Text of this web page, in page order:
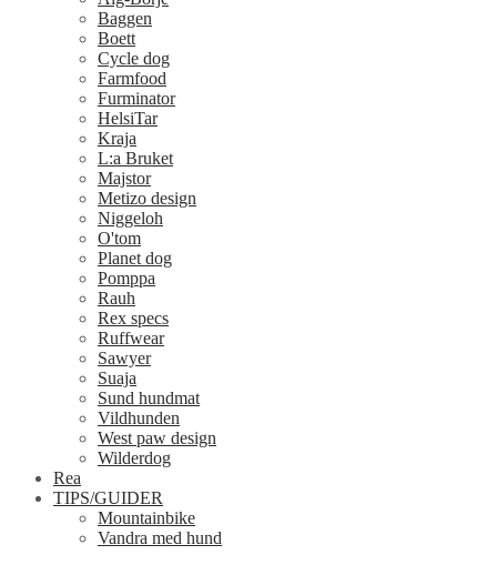
Baggen
Boett
Cycle dog
Farmfood
Furminator
HelsiTar
Kraja
L:a Bruket
Majstor
Metizo design
Niggeloh
O'tom
Planet dog
Pomppa
Rauh
Rex specs
Ruffwear
Sawyer
Suaja
Sund hundmat
Vildhunden
West paw design
Wilderdog
Rea
TIPS/GUIDER
Mountainbike
Vandra med hund